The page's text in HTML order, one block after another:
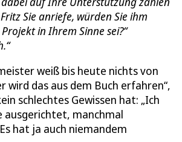
Sie anriefe, würden Sie ihm
in Ihrem Sinne sei?“
weiß bis heute nichts von
wird das aus dem Buch erfahren“,
schlechtes Gewissen hat: „Ich
ausgerichtet, manchmal
hat ja auch niemandem